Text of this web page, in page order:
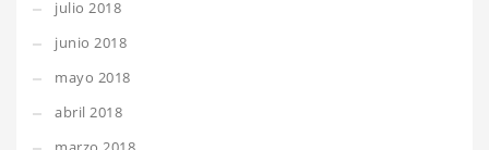
julio 2018
junio 2018
mayo 2018
abril 2018